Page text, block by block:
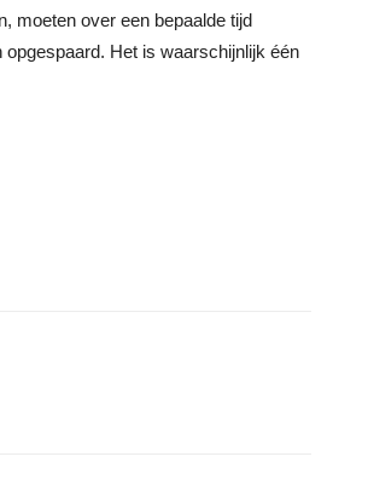
moeten over een bepaalde tijd
Het is waarschijnlijk één